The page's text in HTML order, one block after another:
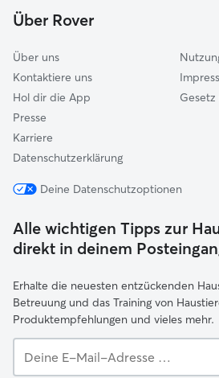
Bickenbach
Über Rover
Über uns
Kontaktiere uns
Hol dir die App
Presse
Karriere
Datenschutzerklärung
Deine Datenschutzoptionen
Alle wichtigen Tipps zur
direkt in deinem
Erhalte die neuesten entzückenden
Betreuung und das Training von
Produktempfehlungen und vieles mehr.
E-